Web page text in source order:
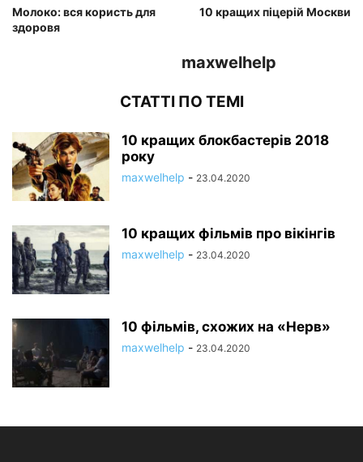
Молоко: вся користь для
здоровя
10 кращих піцерій Москви
maxwelhelp
СТАТТІ ПО ТЕМІ
10 кращих блокбастерів 2018
року
maxwelhelp - 23.04.2020
10 кращих фільмів про вікінгів
maxwelhelp - 23.04.2020
10 фільмів, схожих на «Нерв»
maxwelhelp - 23.04.2020